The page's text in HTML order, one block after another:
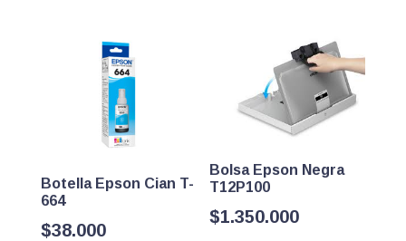
Botella Epson Cian T-
664
$38.000
Bolsa Epson Negra
T12P100
$1.350.000